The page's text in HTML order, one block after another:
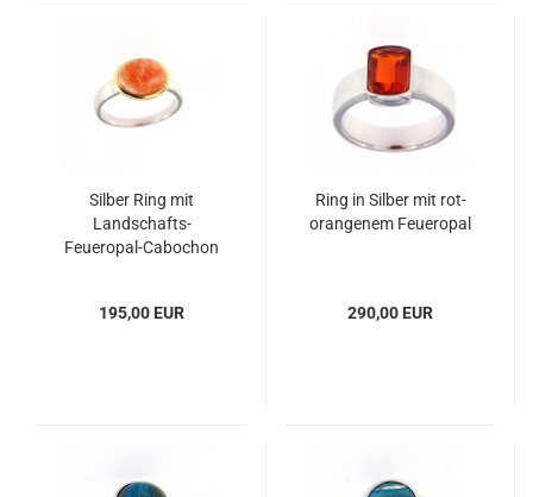
Silber Ring mit
Landschafts-
Feueropal-Cabochon
195,00 EUR
Ring in Silber mit rot-
orangenem Feueropal
290,00 EUR